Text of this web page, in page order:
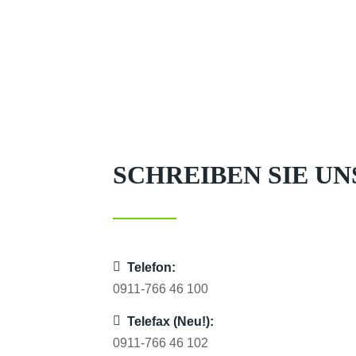
SCHREIBEN SIE
Telefon:
0911-766 46 100
Telefax (Neu!):
0911-766 46 102